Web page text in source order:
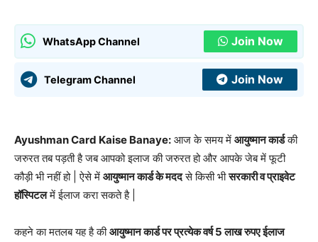
WhatsApp Channel Join Now
Telegram Channel Join Now
Ayushman Card Kaise Banaye: आज के समय में आयुष्मान कार्डकी
जरुरत तब पड़ती है जब आपको इलाज की जरुरत हो और आपके जेब में फूटी
कौड़ी भी नहीं हो | ऐसे में आयुष्मान कार्ड के मददसे किसी भीसरकारी व प्राइवेट
हॉस्पिटलमें ईलाज करा सकते है |
कहने का मतलब यह है कीआयुष्मान कार्ड पर प्रत्येक वर्ष 5 लाख रुपए ईलाज